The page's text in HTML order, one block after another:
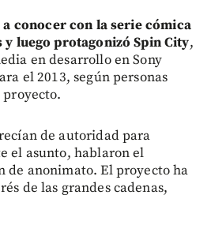
a conocer con la serie cómica
y luego protagonizó Spin City,
en desarrollo en Sony
el 2013, según personas
de autoridad para
el asunto, hablaron el
de anonimato. El proyecto ha
de las grandes cadenas,